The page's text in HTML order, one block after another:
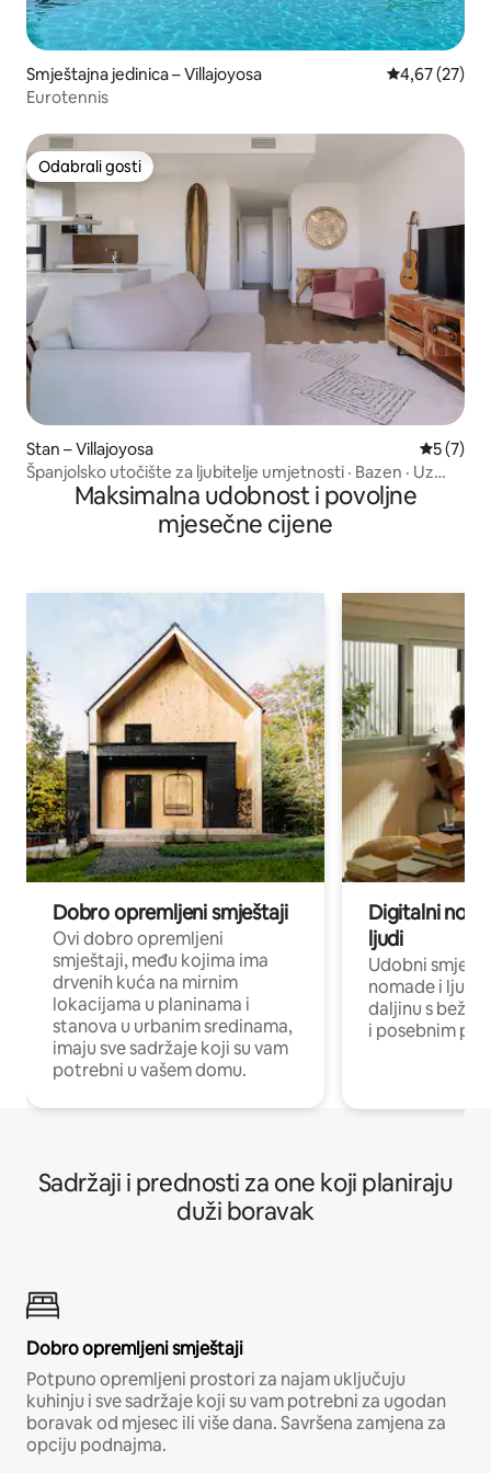
Smještajna jedinica – Villajoyosa Prosječna
4,67 (27)
Eurotennis
Odabrali gosti
Odabrali gosti
Stan – Villajoyosa
5 (7)
Španjolsko utočište za ljubitelje umjetnosti · Bazen · Uz
plažu · Pogled na ocean
Maksimalna udobnost i povoljne
mjesečne cijene
Dobro opremljeni smještaji
Ovi dobro opremljeni
smještaji, među kojima ima
drvenih kuća na mirnim
lokacijama u planinama i
stanova u urbanim sredinama,
imaju sve sadržaje koji su vam
potrebni u vašem domu.
Digitalni
ljudi
Udobni
nomade i ljude
daljinu s
i posebnim
Sadržaji i prednosti za one koji planiraju
duži boravak
Dobro opremljeni smještaji
Potpuno opremljeni prostori za najam uključuju
kuhinju i sve sadržaje koji su vam potrebni za ugodan
boravak od mjesec ili više dana. Savršena zamjena za
opciju podnajma.